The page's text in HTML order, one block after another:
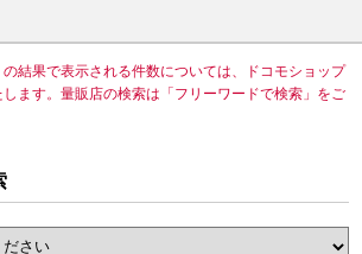
の結果で表示される件数については、ドコモショップ
ます。量販店の検索は「フリーワードで検索」をご